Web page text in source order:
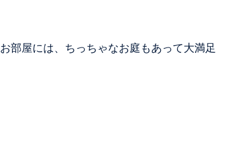
お部屋には、ちっちゃなお庭もあって大満足